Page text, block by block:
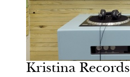
Kristina Records
Культура
Лондон